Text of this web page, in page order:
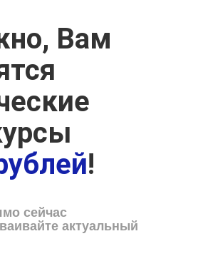
Вам
!
сейчас
актуальный